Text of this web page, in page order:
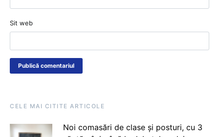
Sit web
CELE MAI CITITE ARTICOLE
Noi comasări de clase și posturi, cu 3